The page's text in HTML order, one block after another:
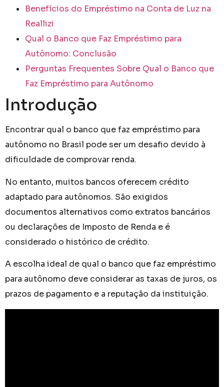
Benefícios do Empréstimo na Conta de Luz na
Reallizi
Qual o Banco que Faz Empréstimo para
Autônomo: Conclusão
Perguntas Frequentes Sobre Qual o Banco que
Faz Empréstimo para Autônomo
Introdução
Encontrar qual o banco que faz empréstimo para
autônomo no Brasil pode ser um desafio devido à
dificuldade de comprovar renda.
No entanto, muitos bancos oferecem crédito
adaptado para autônomos. São exigidos
documentos alternativos como extratos bancários
ou declarações de Imposto de Renda e é
considerado o histórico de crédito.
A escolha ideal de qual o banco que faz empréstimo
para autônomo deve considerar as taxas de juros, os
prazos de pagamento e a reputação da instituição.